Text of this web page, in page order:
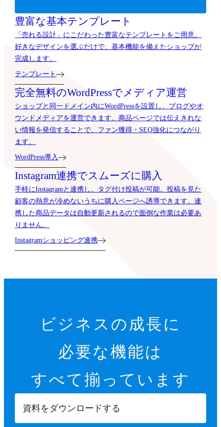
豊富な基本テンプレート
「売れる設計」にこだわった豊富なテンプレートをご用意。
好きなデザインを選ぶだけで、基本機能を備えたショップが
完成します。
テンプレート
完全無料のWordPressでメディア運営
ショップと同一ドメイン内にWordPressを設置し、ブログやオ
ウンドメディアを運営できます。商品ページでは伝えきれな
い情報を発信することで、ファン獲得・SEO強化につながり
ます。
WordPress導入
Instagram連携でスムーズに購入
手軽にInstagramと連携し、タグ付け投稿が可能。投稿を見た
顧客の熱意が冷めないうちに購入ページへ誘導できます。連
携した商品データは自動更新されるので面倒な作業は必要あ
りません。
Instagramショッピング連携
ビジネスの成長に
必要な機能は
すべて揃っています
資料をダウンロードする